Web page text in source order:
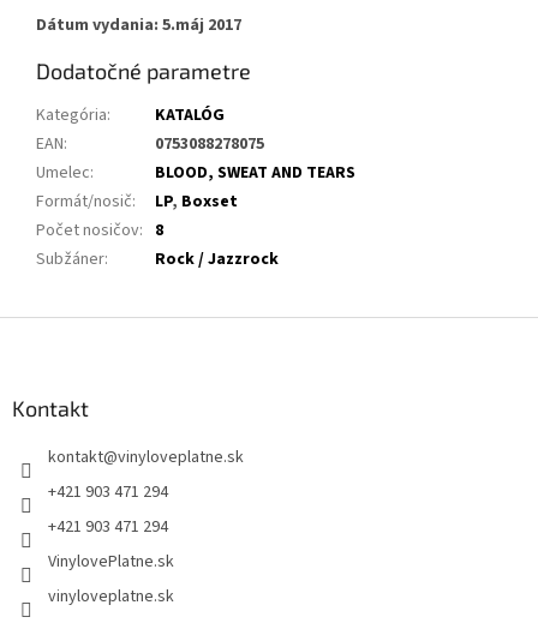
Dátum vydania: 5.máj 2017
Dodatočné parametre
Kategória:
KATALÓG
EAN:
0753088278075
Umelec:
BLOOD, SWEAT AND TEARS
Formát/nosič: LP, Boxset
Počet nosičov: 8
Subžáner: Rock / Jazzrock
Kontakt
kontakt@vinyloveplatne.sk
+421 903 471 294
+421 903 471 294
VinylovePlatne.sk
vinyloveplatne.sk